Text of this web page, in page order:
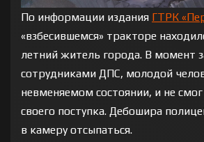
По информации издания ГТРК
«взбесившемся» тракторе
летний житель города. В момент
сотрудниками ДПС, молодой
невменяемом состоянии, и не
своего поступка. Дебошира
в камеру отсыпаться.